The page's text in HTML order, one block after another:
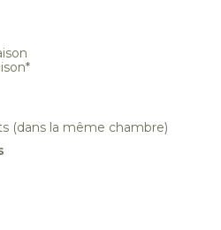
(dans la même chambre)